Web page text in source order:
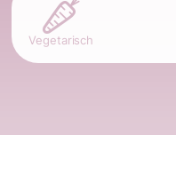
Vegetarisch